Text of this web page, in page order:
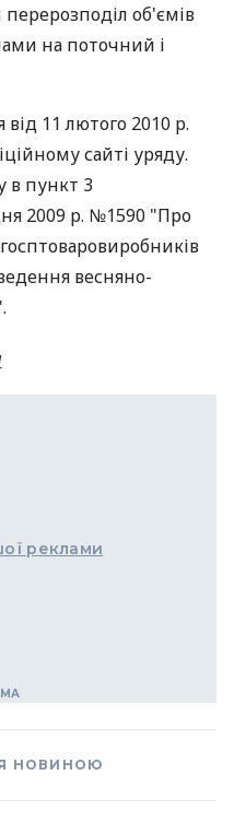
об'ємів
на поточний і
11 лютого 2010 р.
сайті уряду.
в пункт 3
2009 р. №1590 "Про
весняно-
реклами
НОВИНОЮ